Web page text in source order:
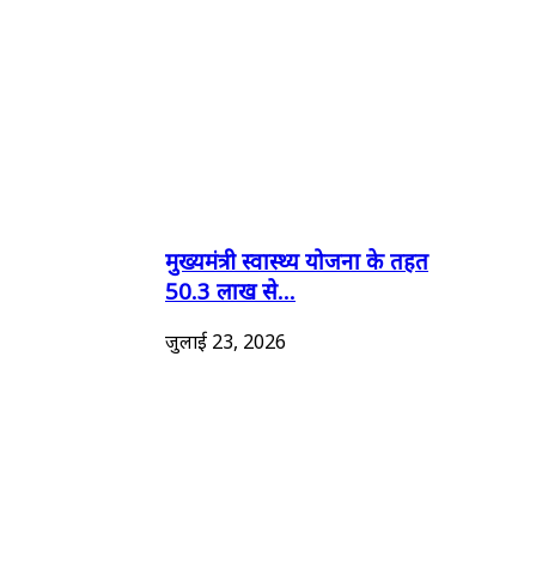
मुख्यमंत्री स्वास्थ्य योजना के तहत
50.3 लाख से...
जुलाई 23, 2026